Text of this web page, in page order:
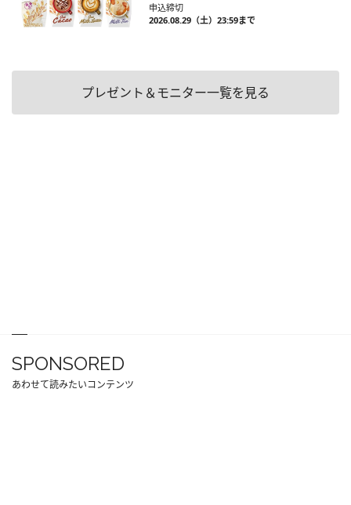
申込締切
2026.08.29（土）23:59まで
プレゼント＆モニター一覧を見る
SPONSORED
あわせて読みたいコンテンツ